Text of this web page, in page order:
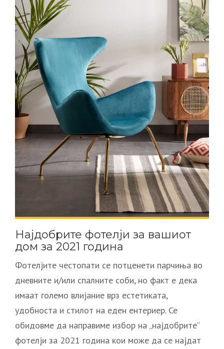
Најдобрите фотелји за вашиот
дом за 2021 година
Фотелјите честопати се потценети парчиња во
дневните и/или спалните соби, но факт е дека
имаат големо влијание врз естетиката,
удобноста и стилот на еден ентериер. Се
обидовме да направиме избор на „најдобрите“
фотелји за 2021 година кои може да се најдат